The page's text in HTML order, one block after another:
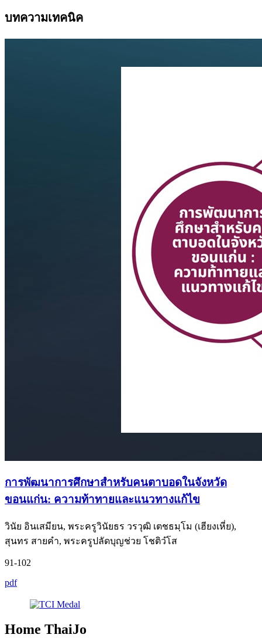
บทความเทคนิค
การพัฒนาการศึกษาสำหรับคนตาบอดในจังหวัด
ขอนแก่น: ความท้าทายและแนวทางแก้ไข
วินัย อินเสมียน, พระครูวินัยธร วรวุฒิ เตชธมฺโม (เฮียงเหี่ย),
สุนทร สายคำ, พระครูปลัดบุญช่วย โชติวํโส
91-102
pdf
Home ThaiJo